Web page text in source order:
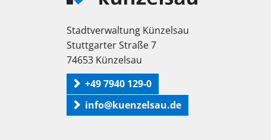
Stadtverwaltung Künzelsau
Stuttgarter Straße 7
74653 Künzelsau
+49 7940 129-0
info@kuenzelsau.de